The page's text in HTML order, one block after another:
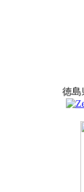
徳島